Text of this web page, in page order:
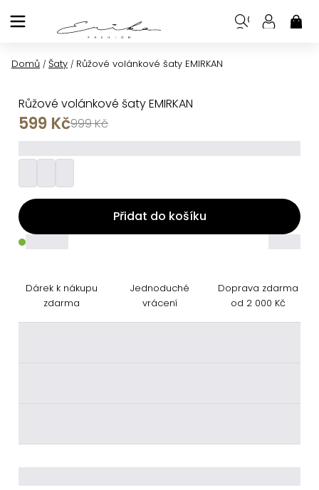
na
Domů / Šaty / Růžové volánkové šaty EMIRKAN
Růžové volánkové šaty EMIRKAN
999 Kč
599 Kč
Přidat do košíku
Dárek k nákupu
zdarma
Jednoduché
vrácení
Doprava zdarma
od 2 000 Kč